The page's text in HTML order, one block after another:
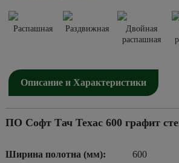
Распашная Раздвижная
Двойная
распашная
Описание и Характеристики
ПО Софт Тач Техас 600 графит
Ширина полотна (мм):
600